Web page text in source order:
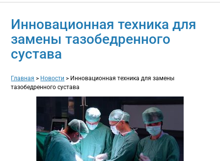
Инновационная техника для
замены тазобедренного
сустава
Главная > Новости > Инновационная техника для замены
тазобедренного сустава